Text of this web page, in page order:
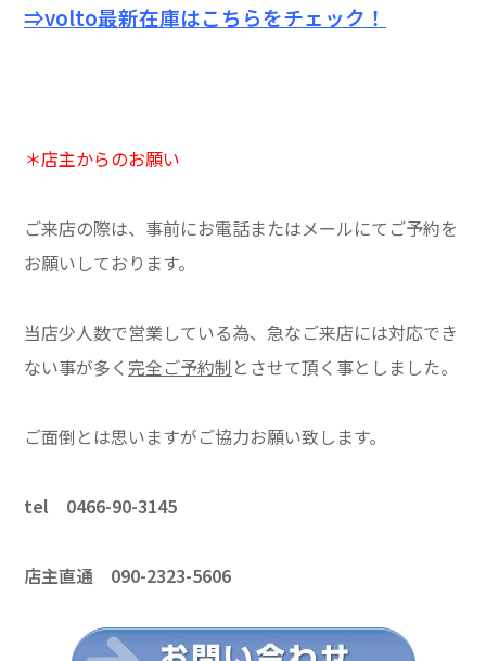
⇒volto最新在庫はこちらをチェック！
＊店主からのお願い
ご来店の際は、事前にお電話またはメールにてご予約を
お願いしております。
当店少人数で営業している為、急なご来店には対応でき
ない事が多く 完全ご予約制とさせて頂く事としました。
ご面倒とは思いますがご協力お願い致します。
tel 0466-90-3145
店主直通 090-2323-5606